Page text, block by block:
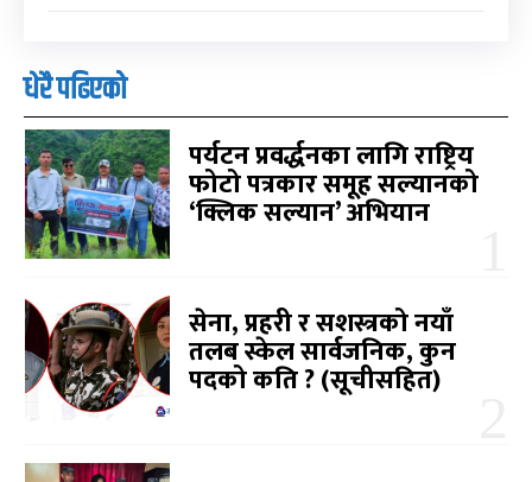
धेरै पढिएको
पर्यटन प्रवर्द्धनका लागि राष्ट्रिय
फोटो पत्रकार समूह सल्यानको
‘क्लिक सल्यान’ अभियान
सेना, प्रहरी र सशस्त्रको नयाँ
तलब स्केल सार्वजनिक, कुन
पदको कति ? (सूचीसहित)